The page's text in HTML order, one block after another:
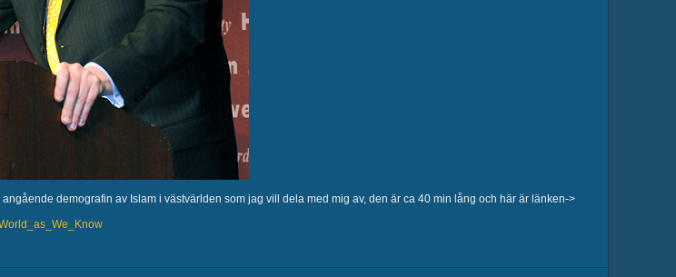
angående demografin av Islam i västvärlden som jag vill dela med mig av, den är ca 40 min lång och här är länken->